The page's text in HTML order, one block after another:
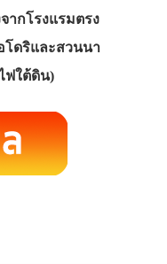
ากโรงแรมตรง
โดริและสวนนา
ฟใต้ดิน)